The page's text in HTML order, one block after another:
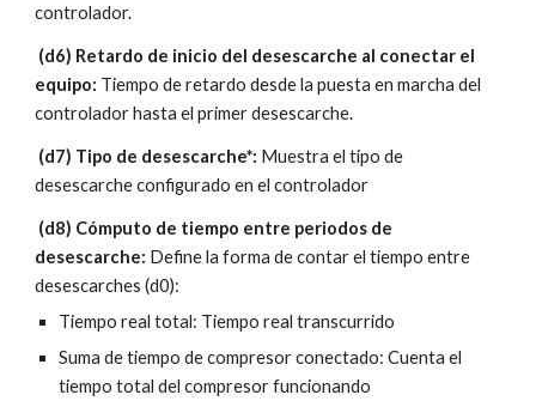
controlador.
equipo: Tiempo de retardo desde la puesta en marcha del
controlador hasta el primer desescarche.
(d7) Tipo de desescarche*: Muestra el tipo de
desescarche configurado en el controlador
desescarche: Define la forma de contar el tiempo entre
desescarches (d0):
Tiempo real total: Tiempo real transcurrido
Suma de tiempo de compresor conectado: Cuenta el
tiempo total del compresor funcionando